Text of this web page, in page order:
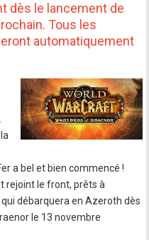
dès le lancement de
Tous les
automatiquement
a bel et bien commencé !
rejoint le front, prêts à
débarquera en Azeroth dès
le 13 novembre